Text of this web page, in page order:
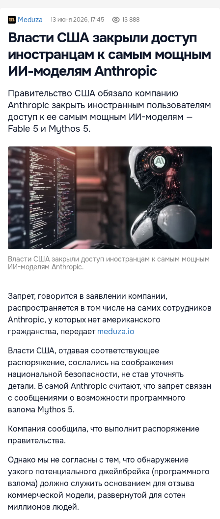
Meduza 13 июня 2026, 17:45 13 888
Власти США закрыли доступ
иностранцам к самым мощным
ИИ-моделям Anthropic
Правительство США обязало компанию
Anthropic закрыть иностранным пользователям
доступ к ее самым мощным ИИ-моделям —
Fable 5 и Mythos 5.
Власти США закрыли доступ иностранцам к самым мощным
ИИ-моделям Anthropic.
Запрет, говорится в заявлении компании,
распространяется в том числе на самих сотрудников
Anthropic, у которых нет американского
гражданства, передаетmeduza.io
Власти США, отдавая соответствующее
распоряжение, сослались на соображения
национальной безопасности, не став уточнять
детали. В самой Anthropic считают, что запрет связан
с сообщениями о возможности программного
взлома Mythos 5.
Компания сообщила, что выполнит распоряжение
правительства.
Однако мы не согласны с тем, что обнаружение
узкого потенциального джейлбрейка (программного
взлома) должно служить основанием для отзыва
коммерческой модели, развернутой для сотен
миллионов людей.